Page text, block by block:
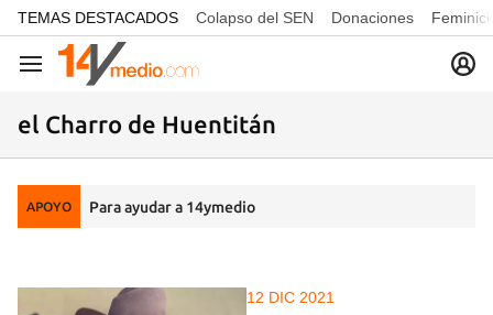
common.go-to-content
TEMAS DESTACADOS Colapso del SEN Donaciones
Navegación
el Charro de Huentitán
APOYO Para ayudar a 14ymedio
12 DIC 2021